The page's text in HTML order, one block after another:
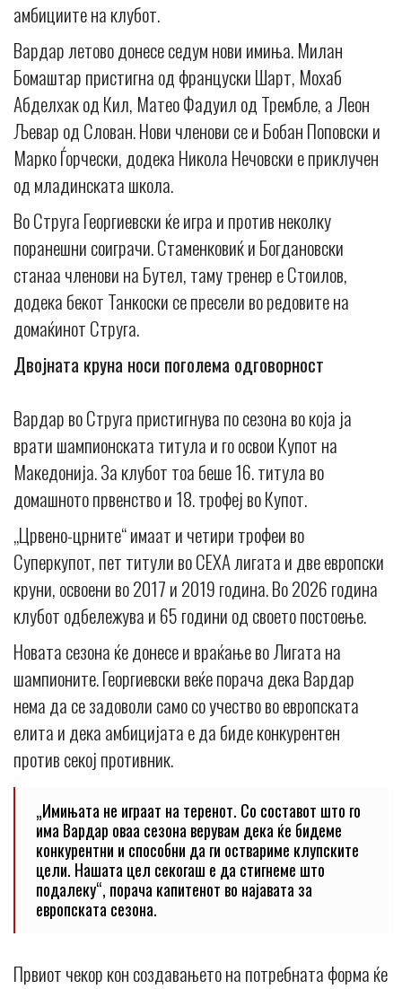
амбициите на клубот.
Вардар летово донесе седум нови имиња. Милан
Бомаштар пристигна од француски Шарт, Мохаб
Абделхак од Кил, Матео Фадуил од Трембле, а Леон
Љевар од Слован. Нови членови се и Бобан Поповски и
Марко Ѓорчески, додека Никола Нечовски е приклучен
од младинската школа.
Во Струга Георгиевски ќе игра и против неколку
поранешни соиграчи. Стаменковиќ и Богдановски
станаа членови на Бутел, таму тренер е Стоилов,
додека бекот Танкоски се пресели во редовите на
домаќинот Струга.
Двојната круна носи поголема одговорност
Вардар во Струга пристигнува по сезона во која ја
врати шампионската титула и го освои Купот на
Македонија. За клубот тоа беше 16. титула во
домашното првенство и 18. трофеј во Купот.
„Црвено-црните“ имаат и четири трофеи во
Суперкупот, пет титули во СЕХА лигата и две европски
круни, освоени во 2017 и 2019 година. Во 2026 година
клубот одбележува и 65 години од своето постоење.
Новата сезона ќе донесе и враќање во Лигата на
шампионите. Георгиевски веќе порача дека Вардар
нема да се задоволи само со учество во европската
елита и дека амбицијата е да биде конкурентен
против секој противник.
„Имињата не играат на теренот. Со составот што го
има Вардар оваа сезона верувам дека ќе бидеме
конкурентни и способни да ги оствариме клупските
цели. Нашата цел секогаш е да стигнеме што
подалеку“, порача капитенот во најавата за
европската сезона.
Првиот чекор кон создавањето на потребната форма ќе